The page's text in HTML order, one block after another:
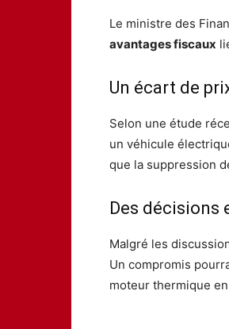
Le ministre des
avantages fiscaux
Un écart de
Selon une étude
un véhicule
que la suppression
Des décisions
Malgré les
Un compromis
moteur thermique